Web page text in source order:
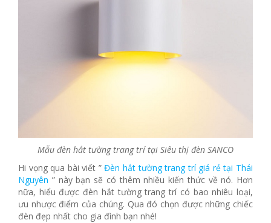
Mẫu đèn hắt tường trang trí tại Siêu thị đèn SANCO
Hi vọng qua bài viết ”Đèn hắt tường trang trí giá rẻ tại Thái
Nguyên ” này bạn sẽ có thêm nhiều kiến thức về nó. Hơn
nữa, hiểu được đèn hắt tường trang trí có bao nhiêu loại,
ưu nhược điểm của chúng. Qua đó chọn được những chiếc
đèn đẹp nhất cho gia đình bạn nhé!